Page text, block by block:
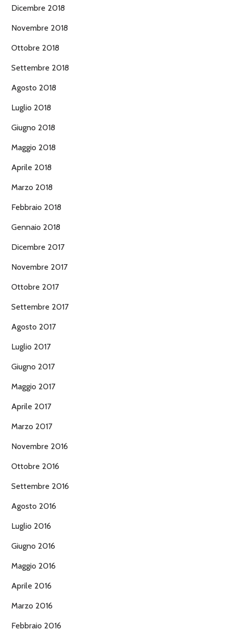
Dicembre 2018
Novembre 2018
Ottobre 2018
Settembre 2018
Agosto 2018
Luglio 2018
Giugno 2018
Maggio 2018
Aprile 2018
Marzo 2018
Febbraio 2018
Gennaio 2018
Dicembre 2017
Novembre 2017
Ottobre 2017
Settembre 2017
Agosto 2017
Luglio 2017
Giugno 2017
Maggio 2017
Aprile 2017
Marzo 2017
Novembre 2016
Ottobre 2016
Settembre 2016
Agosto 2016
Luglio 2016
Giugno 2016
Maggio 2016
Aprile 2016
Marzo 2016
Febbraio 2016